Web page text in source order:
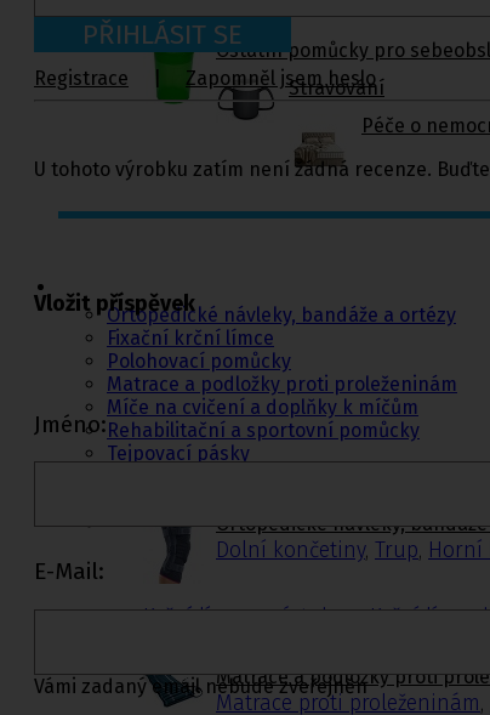
Ostatní pomůcky pro
Stravování
Péče o
Ortopedické návleky, bandáže a ortézy
Fixační krční límce
Polohovací pomůcky
Matrace a podložky proti proleženinám
Míče na cvičení a doplňky k míčům
Rehabilitační a sportovní pomůcky
Tejpovací pásky
Ortopedické návleky,
Dolní končetiny, Trup, Horní
Krční límce s výztuhou,Krční límce
Matrace a podložky proti
Matrace proti proleženinám,
PŘIHLÁSIT SE
Registrace Zapomněl jsem heslo
U tohoto výrobku zatím není žádná recenze.
Vložit příspěvek
Jméno:
E-Mail:
Vámi zadaný email nebude zveřejněn